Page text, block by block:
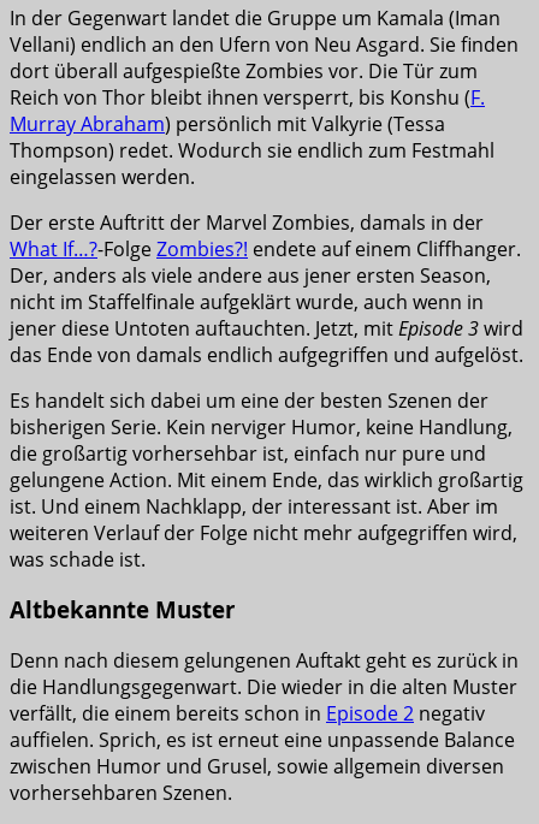
In der Gegenwart landet die Gruppe um Kamala (Iman
Vellani) endlich an den Ufern von Neu Asgard. Sie finden
dort überall aufgespießte Zombies vor. Die Tür zum
Reich von Thor bleibt ihnen versperrt, bis Konshu (F.
Murray Abraham) persönlich mit Valkyrie (Tessa
Thompson) redet. Wodurch sie endlich zum Festmahl
eingelassen werden.
Der erste Auftritt der Marvel Zombies, damals in der
What If…?-FolgeZombies?! endete auf einem Cliffhanger.
Der, anders als viele andere aus jener ersten Season,
nicht im Staffelfinale aufgeklärt wurde, auch wenn in
jener diese Untoten auftauchten. Jetzt, mitEpisode 3wird
das Ende von damals endlich aufgegriffen und aufgelöst.
Es handelt sich dabei um eine der besten Szenen der
bisherigen Serie. Kein nerviger Humor, keine Handlung,
die großartig vorhersehbar ist, einfach nur pure und
gelungene Action. Mit einem Ende, das wirklich großartig
ist. Und einem Nachklapp, der interessant ist. Aber im
weiteren Verlauf der Folge nicht mehr aufgegriffen wird,
was schade ist.
Altbekannte Muster
Denn nach diesem gelungenen Auftakt geht es zurück in
die Handlungsgegenwart. Die wieder in die alten Muster
verfällt, die einem bereits schon in Episode 2 negativ
auffielen. Sprich, es ist erneut eine unpassende Balance
zwischen Humor und Grusel, sowie allgemein diversen
vorhersehbaren Szenen.